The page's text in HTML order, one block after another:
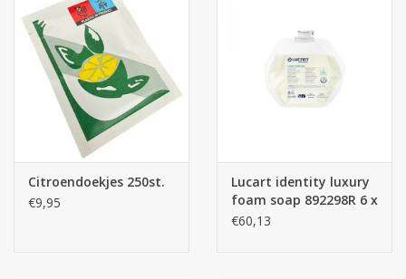
Citroendoekjes 250st.
€9,95
Lucart identity luxury
foam soap 892298R 6 x
800ml
€60,13